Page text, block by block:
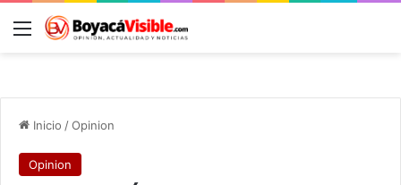
Menú
Inicio /Opinion
Opinion